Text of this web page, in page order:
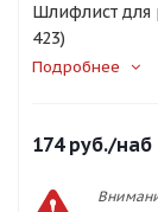
Шлифлист для
423)
Подробнее
174руб./наб